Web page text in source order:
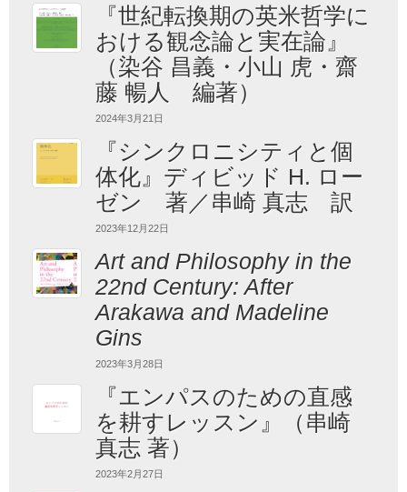
『世紀転換期の英米哲学に
おける観念論と実在論』
（染谷 昌義・小山 虎・齋
藤 暢人 編著）
2024年3月21日
『シンクロニシティと個
体化』ディビッド H. ロー
ゼン 著／串崎 真志 訳
2023年12月22日
Art and Philosophy in the
22nd Century: After
Arakawa and Madeline
Gins
2023年3月28日
『エンパスのための直感
を耕すレッスン』（串崎
真志 著）
2023年2月27日